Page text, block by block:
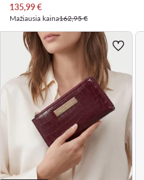
Dabartinė kaina
135,99€
Mažiausia kaina162,95 €